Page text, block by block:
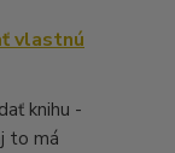
vlastnú
knihu -
to má